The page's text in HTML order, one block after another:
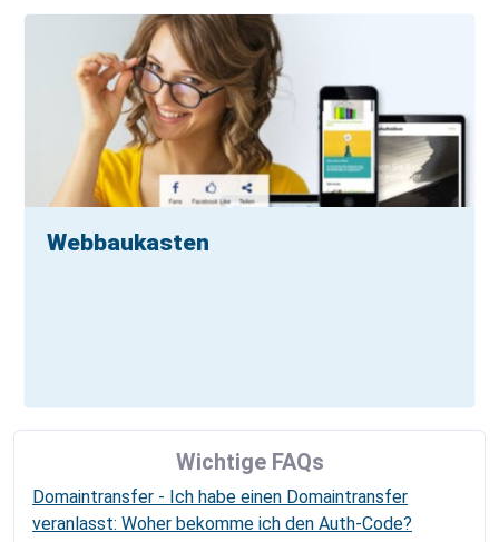
Webbaukasten
Wichtige FAQs
Domaintransfer - Ich habe einen Domaintransfer
veranlasst: Woher bekomme ich den Auth-Code?